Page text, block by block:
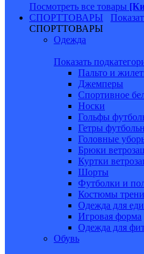
Посмотреть все товары
СПОРТТОВАРЫ
СПОРТТОВАРЫ
Одежда
Показать
Пальто и
Джемперы
Спортивное
Носки
Гольфы
Гетры
Головные
Брюки
Куртки
Шорты
Футболки и
Костюмы
Одежда для
Игровая форма
Одежда для
Обувь